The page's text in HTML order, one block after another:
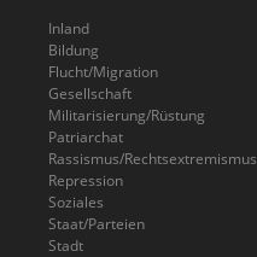
Inland
Bildung
Flucht/Migration
Gesellschaft
Militarisierung/Rüstung
Patriarchat
Rassismus/Rechtsextremismus
Repression
Soziales
Staat/Parteien
Stadt